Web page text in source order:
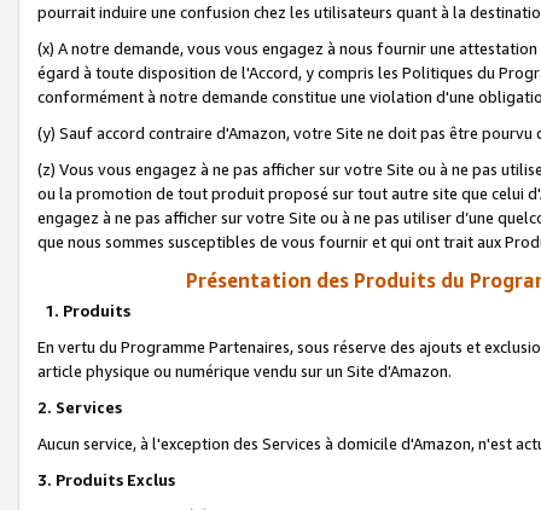
pourrait induire une confusion chez les utilisateurs quant à la
(x) A notre demande, vous vous engagez à nous fournir une
égard à toute disposition de l'Accord, y compris les Politiques du
conformément à notre demande constitue une violation d'une
(y) Sauf accord contraire d'Amazon, votre Site ne doit pas être
(z) Vous vous engagez à ne pas afficher sur votre Site ou à ne pas
ou la promotion de tout produit proposé sur tout autre site que celui
engagez à ne pas afficher sur votre Site ou à ne pas utiliser d’une
que nous sommes susceptibles de vous fournir et qui ont trait aux
Présentation des Produits du
1. Produits
En vertu du Programme Partenaires, sous réserve des ajouts et
article physique ou numérique vendu sur un Site d'Amazon.
2. Services
Aucun service, à l'exception des Services à domicile d'Amazon, n'est
3. Produits Exclus